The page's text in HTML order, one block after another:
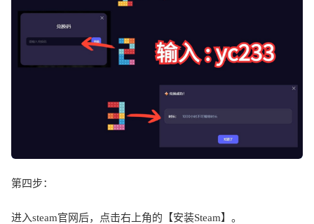
第四步：
进入steam官网后，点击右上角的【安装Steam】。